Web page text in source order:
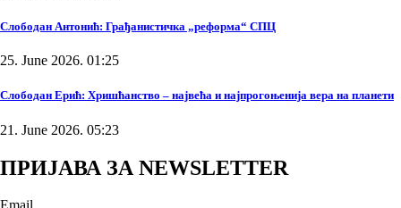
Слободан Антонић: Грађанистичка „реформа“ СПЦ
25. June 2026. 01:25
Слободан Ерић: Хришћанство – највећа и најпрогоњенија вера на планети
21. June 2026. 05:23
ПРИЈАВА ЗА NEWSLETTER